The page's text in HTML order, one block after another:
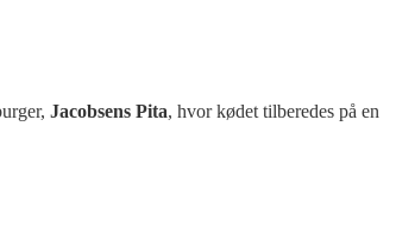
Jacobsens Pita, hvor kødet tilberedes på en